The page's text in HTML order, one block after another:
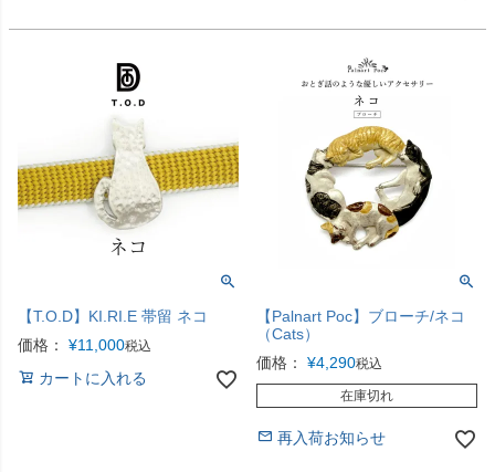
【T.O.D】KI.RI.E 帯留 ネコ
価格：
¥11,000税込
カートに入れる
【Palnart Poc】ブローチ/ネコ
（Cats）
価格：
¥4,290税込
在庫切れ
再入荷お知らせ